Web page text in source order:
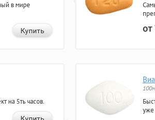
в мире
Купить
на 5ть часов.
уже